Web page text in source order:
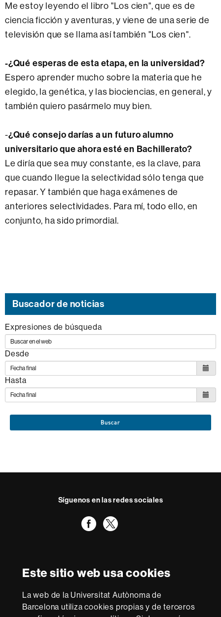
Este sitio web usa cookies
La web de la Universitat Autònoma de
Barcelona utiliza cookies propias y de terceros
Me estoy leyendo el libro "Los cien", que es de
ciencia ficción y aventuras, y viene de una serie de
televisión que se llama así también "Los cien".
-¿Qué esperas de esta etapa, en la universidad?
Espero aprender mucho sobre la materia que he
elegido, la genética, y las biociencias, en general, y
también quiero pasármelo muy bien.
-¿Qué consejo darías a un futuro alumno
universitario que ahora esté en Bachillerato?
Le diría que sea muy constante, es la clave, para
que cuando llegue la selectividad sólo tenga que
repasar. Y también que haga exámenes de
anteriores selectividades. Para mí, todo ello, en
conjunto, ha sido primordial.
Buscador de noticias
Expresiones de búsqueda
Desde
Hasta
Buscar
Síguenos en las redes sociales
Facebook
Twitter
Excellence
Research
-
Euraxess
Con la financiación de